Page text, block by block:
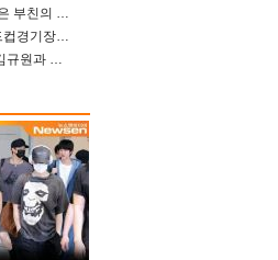
눈물겨운 음문석, 무명 때 받은 부친의 전재산→폐암 父 세상 떠나기 전 여행(유퀴즈)[어제TV]
트리플에스 김채연, 서울월드컵경기장에 뜬 맨시티 여신 [포토엔HD]
트리플에스 김채연, 개그맨 김규원과 함께 프리뷰쇼 진행 [포토엔HD]